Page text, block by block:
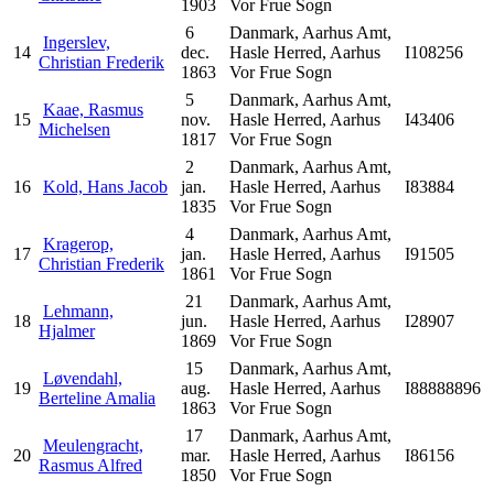
1903
Vor Frue Sogn
14
Ingerslev,
Christian Frederik
6
dec.
1863
Danmark, Aarhus Amt,
Hasle Herred, Aarhus
Vor Frue Sogn
I108256
15
Kaae, Rasmus
Michelsen
5
nov.
1817
Danmark, Aarhus Amt,
Hasle Herred, Aarhus
Vor Frue Sogn
I43406
16 Kold, Hans Jacob
2
jan.
1835
Danmark, Aarhus Amt,
Hasle Herred, Aarhus
Vor Frue Sogn
I83884
17
Kragerop,
Christian Frederik
4
jan.
1861
Danmark, Aarhus Amt,
Hasle Herred, Aarhus
Vor Frue Sogn
I91505
18
Lehmann,
Hjalmer
21
jun.
1869
Danmark, Aarhus Amt,
Hasle Herred, Aarhus
Vor Frue Sogn
I28907
19
Løvendahl,
Berteline Amalia
15
aug.
1863
Danmark, Aarhus Amt,
Hasle Herred, Aarhus
Vor Frue Sogn
I88888896
20
Meulengracht,
Rasmus Alfred
17
mar.
1850
Danmark, Aarhus Amt,
Hasle Herred, Aarhus
Vor Frue Sogn
I86156